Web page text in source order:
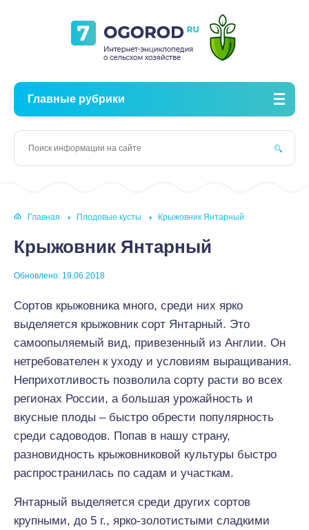
Главные рубрики
Главная Плодовые кусты Крыжовник Янтарный
Крыжовник Янтарный
Обновлено: 19.06.2018
Сортов крыжовника много, среди них ярко
выделяется крыжовник сорт Янтарный. Это
самоопыляемый вид, привезенный из Англии. Он
нетребователен к уходу и условиям выращивания.
Неприхотливость позволила сорту расти во всех
регионах России, а большая урожайность и
вкусные плоды – быстро обрести популярность
среди садоводов. Попав в нашу страну,
разновидность крыжовниковой культуры быстро
распространилась по садам и участкам.
Янтарный выделяется среди других сортов
крупными, до 5 г., ярко-золотистыми сладкими